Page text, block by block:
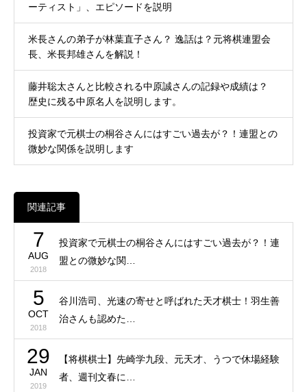
ーティスト」、エピソードを説明
米長さんの弟子が林葉直子さん？ 逸話は？元将棋連盟会
長、米長邦雄さんを解説！
藤井聡太さんと比較される中原誠さんの記録や成績は？
歴史に残る中原名人を説明します。
投資家で元棋士の桐谷さんにはすごい過去が？！連盟との
微妙な関係を説明します
関連記事
7
AUG
2018
投資家で元棋士の桐谷さんにはすごい過去が？！連
盟との微妙な関…
5
OCT
2018
谷川浩司、光速の寄せと呼ばれた天才棋士！羽生善
治さんも認めた…
29
JAN
2019
【将棋棋士】先崎学九段、元天才、うつで休場経験
者、週刊文春に…